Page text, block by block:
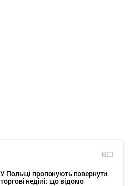
ВСІ
У Польщі пропонують повернути
торгові неділі: що відомо